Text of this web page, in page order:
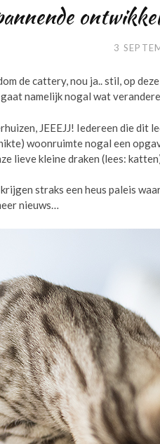
3
de cattery, nou ja.. stil, op
namelijk nogal wat
JEEEJJ! Iedereen die dit
woonruimte nogal een
lieve kleine draken (lees:
straks een heus paleis
nieuws…